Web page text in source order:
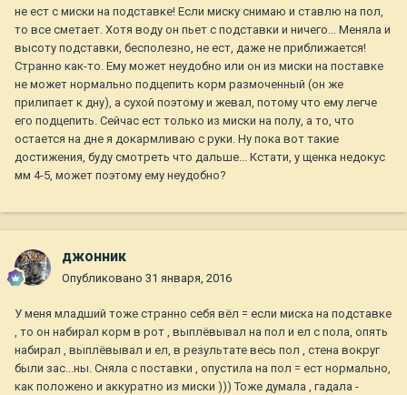
не ест с миски на подставке! Если миску снимаю и ставлю на пол,
то все сметает. Хотя воду он пьет с подставки и ничего... Меняла и
высоту подставки, бесполезно, не ест, даже не приближается!
Странно как-то. Ему может неудобно или он из миски на поставке
не может нормально подцепить корм размоченный (он же
прилипает к дну), а сухой поэтому и жевал, потому что ему легче
его подцепить. Сейчас ест только из миски на полу, а то, что
остается на дне я докармливаю с руки. Ну пока вот такие
достижения, буду смотреть что дальше... Кстати, у щенка недокус
мм 4-5, может поэтому ему неудобно?
джонник
Опубликовано 31 января, 2016
У меня младший тоже странно себя вёл = если миска на подставке
, то он набирал корм в рот , выплёвывал на пол и ел с пола, опять
набирал , выплёвывал и ел, в результате весь пол , стена вокруг
были зас...ны. Сняла с поставки , опустила на пол = ест нормально,
как положено и аккуратно из миски ))) Тоже думала , гадала -